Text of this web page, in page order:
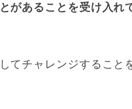
があることを受け入れ
てチャレンジすること